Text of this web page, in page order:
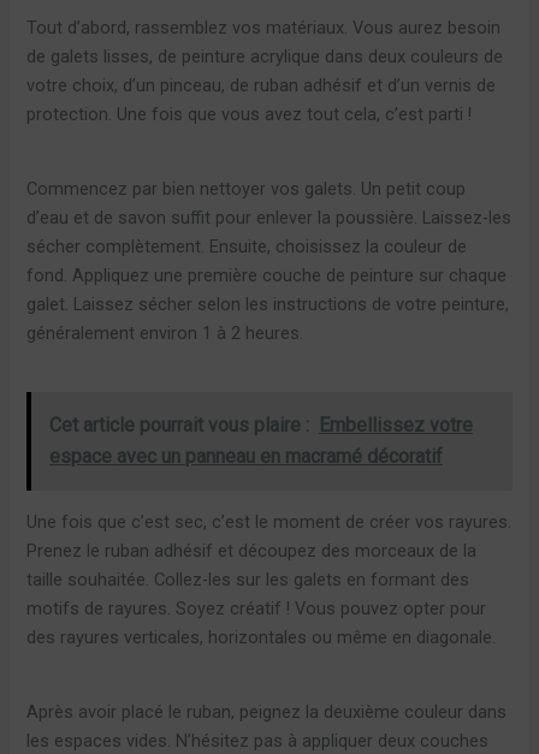
Tout d’abord, rassemblez vos matériaux. Vous aurez besoin
de galets lisses, de peinture acrylique dans deux couleurs de
votre choix, d’un pinceau, de ruban adhésif et d’un vernis de
protection. Une fois que vous avez tout cela, c’est parti !
Commencez par bien nettoyer vos galets. Un petit coup
d’eau et de savon suffit pour enlever la poussière. Laissez-les
sécher complètement. Ensuite, choisissez la couleur de
fond. Appliquez une première couche de peinture sur chaque
galet. Laissez sécher selon les instructions de votre peinture,
généralement environ 1 à 2 heures.
Cet article pourrait vous plaire :
Embellissez votre
espace avec un panneau en macramé décoratif
Une fois que c’est sec, c’est le moment de créer vos rayures.
Prenez le ruban adhésif et découpez des morceaux de la
taille souhaitée. Collez-les sur les galets en formant des
motifs de rayures. Soyez créatif ! Vous pouvez opter pour
des rayures verticales, horizontales ou même en diagonale.
Après avoir placé le ruban, peignez la deuxième couleur dans
les espaces vides. N’hésitez pas à appliquer deux couches